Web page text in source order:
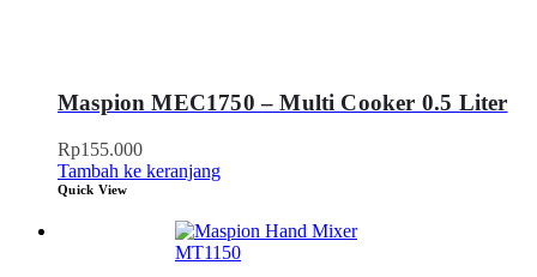
Maspion MEC1750 – Multi Cooker 0.5 Liter
Rp155.000
Tambah ke keranjang
Quick View